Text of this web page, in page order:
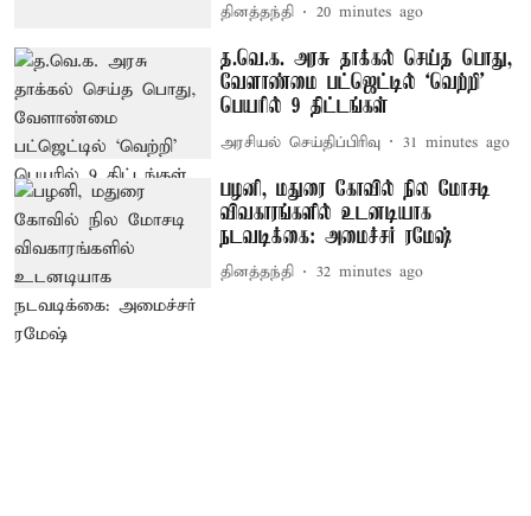
தினத்தந்தி 20 minutes ago
த.வெ.க. அரசு தாக்கல் செய்த பொது,
வேளாண்மை பட்ஜெட்டில் ‘வெற்றி’
பெயரில் 9 திட்டங்கள்
அரசியல் செய்திப்பிரிவு 31 minutes ago
பழனி, மதுரை கோவில் நில மோசடி
விவகாரங்களில் உடனடியாக
நடவடிக்கை: அமைச்சர் ரமேஷ்
தினத்தந்தி 32 minutes ago